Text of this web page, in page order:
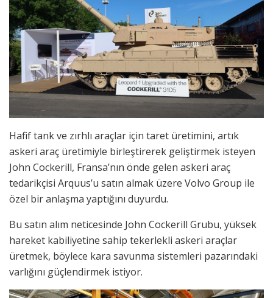
Hafif tank ve zırhlı araçlar için taret üretimini, artık
askeri araç üretimiyle birleştirerek geliştirmek isteyen
John Cockerill, Fransa’nın önde gelen askeri araç
tedarikçisi Arquus’u satın almak üzere Volvo Group ile
özel bir anlaşma yaptığını duyurdu.
Bu satın alım neticesinde John Cockerill Grubu, yüksek
hareket kabiliyetine sahip tekerlekli askeri araçlar
üretmek, böylece kara savunma sistemleri pazarındaki
varlığını güçlendirmek istiyor.